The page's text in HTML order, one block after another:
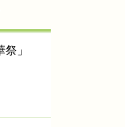
」